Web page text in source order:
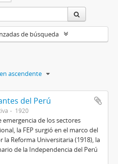
de búsqueda
ascendente
del Perú
1920
de los sectores
la FEP surgió en el marco del
Reforma Universitaria (1918), la
de la Independencia del Perú